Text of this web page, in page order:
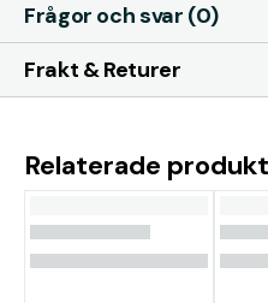
Frågor och svar (0)
Frakt & Returer
Relaterade